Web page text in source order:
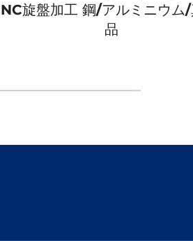
旋盤加工 鋼/アルミニウム
品